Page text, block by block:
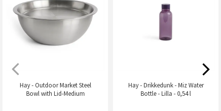
Hay - Outdoor Market Steel
Bowl with Lid-Medium
Hay - Drikkedunk - Miz Water
Bottle - Lilla - 0,54 l